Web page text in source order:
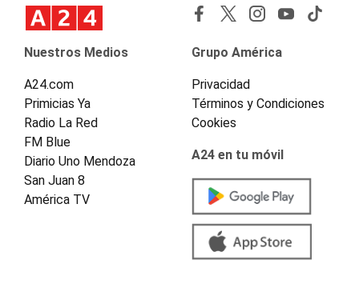
Nuestros Medios
A24.com
Primicias Ya
Radio La Red
FM Blue
Diario Uno Mendoza
San Juan 8
América TV
Grupo América
Privacidad
Términos y Condiciones
Cookies
A24 en tu móvil